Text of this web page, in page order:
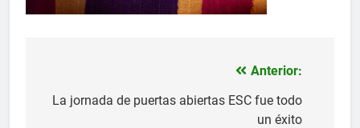
de
Anterior:
La jornada de puertas abiertas ESC fue todo
un éxito